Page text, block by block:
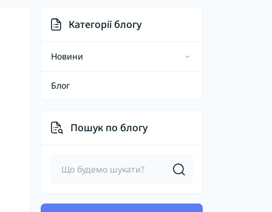
Категорії блогу
Новини
Підкатегорія
Підкатегорія 2
Блог
Пошук по блогу